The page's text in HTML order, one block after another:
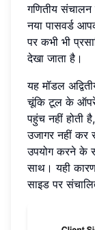
गणितीय संचालन
नया पासवर्ड
पर कभी भी
देखा जाता है।
यह मॉडल
चूंकि टूल के
पहुंच नहीं होती
उजागर नहीं
उपयोग करने के
साथ। यही
साइड पर